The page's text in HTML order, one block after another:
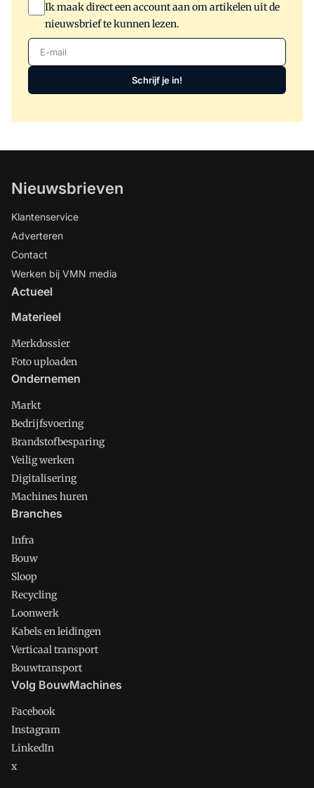
Ik maak direct een account aan om artikelen uit de
nieuwsbrief te kunnen lezen.
E-mail
Schrijf je in!
Nieuwsbrieven
Klantenservice
Adverteren
Contact
Werken bij VMN media
Actueel
Materieel
Merkdossier
Foto uploaden
Ondernemen
Markt
Bedrijfsvoering
Brandstofbesparing
Veilig werken
Digitalisering
Machines huren
Branches
Infra
Bouw
Sloop
Recycling
Loonwerk
Kabels en leidingen
Verticaal transport
Bouwtransport
Volg BouwMachines
Facebook
Instagram
LinkedIn
x